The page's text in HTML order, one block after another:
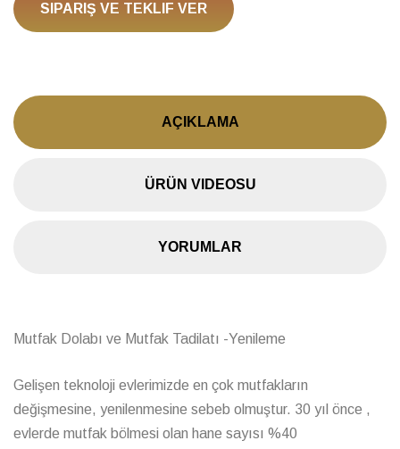
SIPARIŞ VE TEKLIF VER
AÇIKLAMA
ÜRÜN VIDEOSU
YORUMLAR
Mutfak Dolabı ve Mutfak Tadilatı -Yenileme
Gelişen teknoloji evlerimizde en çok mutfakların
değişmesine, yenilenmesine sebeb olmuştur. 30 yıl önce ,
evlerde mutfak bölmesi olan hane sayısı %40